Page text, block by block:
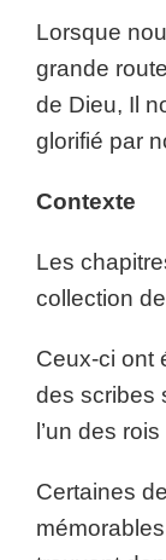
Lorsque
grande
de Dieu, Il
glorifié par
Contexte
Les
collection
Ceux-ci ont
des scribes
l’un des
Certaines